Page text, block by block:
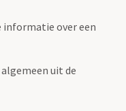
informatie over een
uit de